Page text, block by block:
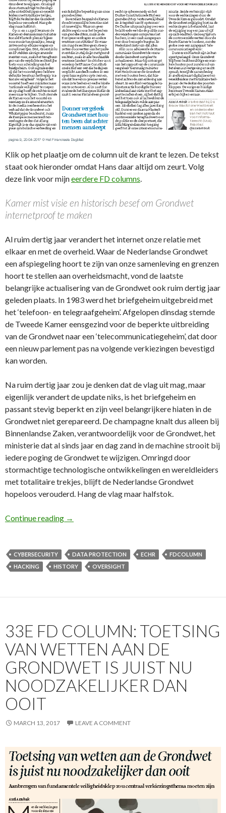
Klik op het plaatje om de column uit de krant te lezen. De tekst
staat ook hieronder omdat Hans daar altijd om zeurt. Volg
deze link voor mijneerdere FD columns.
Kamer mist visie en historisch besef om Grondwet
internetproof te maken
Al ruim dertig jaar verandert het internet onze relatie met
elkaar en met de overheid. Waar de Nederlandse Grondwet
een afspiegeling hoort te zijn van onze samenleving en grenzen
hoort te stellen aan overheidsmacht, vond de laatste
belangrijke actualisering van de Grondwet ook ruim dertig jaar
geleden plaats. In 1983 werd het briefgeheim uitgebreid met
het ‘telefoon- en telegraafgeheim’. Afgelopen dinsdag stemde
de Tweede Kamer eensgezind voor de beperkte uitbreiding
van de Grondwet naar een ‘telecommunicatiegeheim’, dat door
een nieuw parlement pas na volgende verkiezingen bevestigd
kan worden.
Na ruim dertig jaar zou je denken dat de vlag uit mag, maar
eigenlijk verandert de update niks, is het briefgeheim en
passant stevig beperkt en zijn veel belangrijkere hiaten in de
Grondwet niet gerepareerd. De champagne knalt dus alleen bij
Binnenlandse Zaken, verantwoordelijk voor de Grondwet, het
ministerie dat al sinds jaar en dag zand in de machine strooit bij
iedere poging de Grondwet te wijzigen. Omringd door
stormachtige technologische ontwikkelingen en wereldleiders
met totalitaire trekjes, blijft de Nederlandse Grondwet
hopeloos verouderd. Hang de vlag maar halfstok.
Continue reading 35e FD Column: Kamer mist visie en
→
CYBERSECURITY DATA PROTECTION ECHR
FDCOLUMN
HACKING
HISTORY OVERSIGHT
33E FD COLUMN: TOETSING
VAN WETTEN AAN DE
GRONDWET IS JUIST NU
NOODZAKELIJKER DAN
OOIT
MARCH 13, 2017 LEAVE A COMMENT